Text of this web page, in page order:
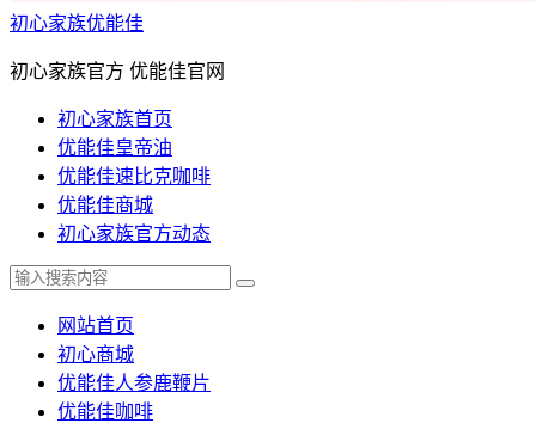
初心家族优能佳
初心家族官方 优能佳官网
初心家族首页
优能佳皇帝油
优能佳速比克咖啡
优能佳商城
初心家族官方动态
网站首页
初心商城
优能佳人参鹿鞭片
优能佳咖啡